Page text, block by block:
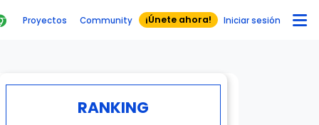
Proyectos Community ¡Únete ahora! Iniciar sesión
RANKING